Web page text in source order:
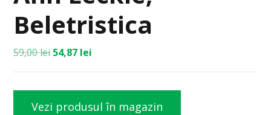
Beletristica
59,00lei 54,87 lei
Vezi produsul în magazin